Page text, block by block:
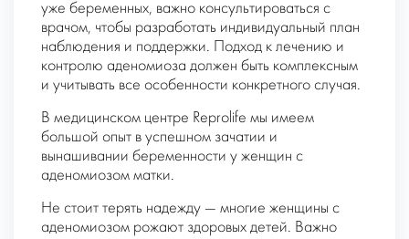
уже беременных, важно консультироваться с
врачом, чтобы разработать индивидуальный план
наблюдения и поддержки. Подход к лечению и
контролю аденомиоза должен быть комплексным
и учитывать все особенности конкретного случая.
В медицинском центре Reprolife мы имеем
большой опыт в успешном зачатии и
вынашивании беременности у женщин с
аденомиозом матки.
Не стоит терять надежду — многие женщины с
аденомиозом рожают здоровых детей. Важно